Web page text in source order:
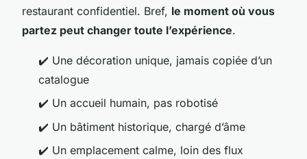
restaurant confidentiel. Bref, le moment où vous
partez peut changer toute l’expérience.
✔️ Une décoration unique, jamais copiée d’un
catalogue
✔️ Un accueil humain, pas robotisé
✔️ Un bâtiment historique, chargé d’âme
✔️ Un emplacement calme, loin des flux